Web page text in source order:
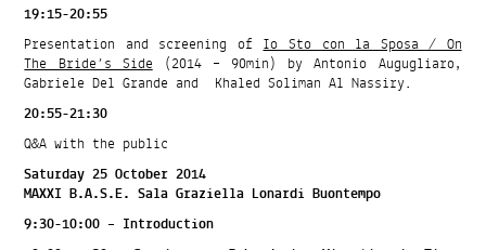
19:15-20:55
Presentation and screening ofIo Sto con la Sposa / On
The Bride’s Side(2014 – 90min) by Antonio Augugliaro,
Gabriele Del Grande and Khaled Soliman Al Nassiry.
20:55-21:30
Q&A with the public
Saturday 25 October 2014
MAXXI B.A.S.E. Sala Graziella Lonardi Buontempo
9:30-10:00 – Introduction